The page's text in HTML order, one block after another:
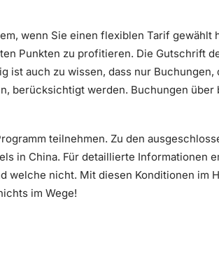
wenn Sie einen flexiblen Tarif gewählt
Punkten zu profitieren. Die Gutschrift
ist auch zu wissen, dass nur
berücksichtigt werden. Buchungen über
teilnehmen. Zu den
in China. Für detaillierte Informationen
welche nicht. Mit diesen Konditionen im
im Wege!